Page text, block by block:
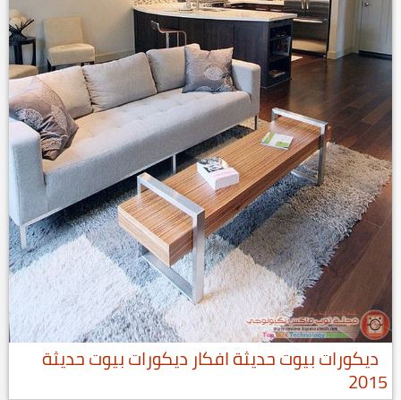
ديكورات بيوت حديثة افكار ديكورات بيوت حديثة
2015